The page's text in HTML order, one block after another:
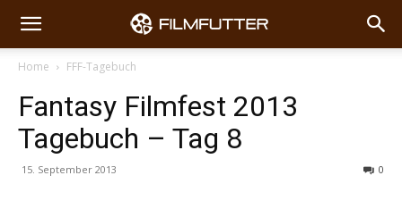
Home FFF-Tagebuch
Fantasy Filmfest 2013
Tagebuch – Tag 8
15. September 2013 0